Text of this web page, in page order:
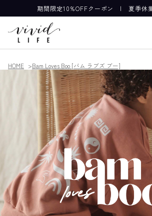
期間限定10%OFFクーポン |夏季休
HOME Bam Loves Boo [バム ラブズ ブー]